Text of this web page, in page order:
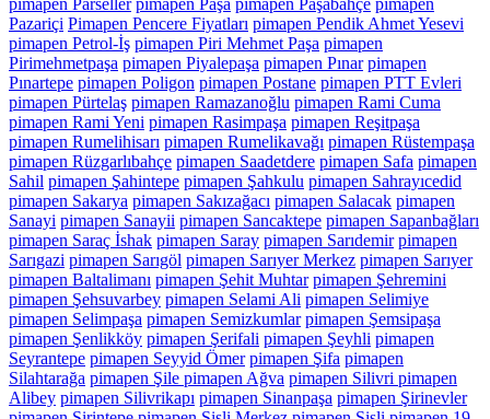
pimapen Parseller pimapen Paşa pimapen Paşabahçe pimapen
Pazariçi Pimapen Pencere Fiyatları pimapen Pendik Ahmet Yesevi
pimapen Petrol-İş pimapen Piri Mehmet Paşa pimapen
Pirimehmetpaşa pimapen Piyalepaşa pimapen Pınar pimapen
Pınartepe pimapen Poligon pimapen Postane pimapen PTT Evleri
pimapen Pürtelaş pimapen Ramazanoğlu pimapen Rami Cuma
pimapen Rami Yeni pimapen Rasimpaşa pimapen Reşitpaşa
pimapen Rumelihisarı pimapen Rumelikavağı pimapen Rüstempaşa
pimapen Rüzgarlıbahçe pimapen Saadetdere pimapen Safa pimapen
Sahil pimapen Şahintepe pimapen Şahkulu pimapen Sahrayıcedid
pimapen Sakarya pimapen Sakızağacı pimapen Salacak pimapen
Sanayi pimapen Sanayii pimapen Sancaktepe pimapen Sapanbağları
pimapen Saraç İshak pimapen Saray pimapen Sarıdemir pimapen
Sarıgazi pimapen Sarıgöl pimapen Sarıyer Merkez pimapen Sarıyer
pimapen Baltalimanı pimapen Şehit Muhtar pimapen Şehremini
pimapen Şehsuvarbey pimapen Selami Ali pimapen Selimiye
pimapen Selimpaşa pimapen Semizkumlar pimapen Şemsipaşa
pimapen Şenlikköy pimapen Şerifali pimapen Şeyhli pimapen
Seyrantepe pimapen Seyyid Ömer pimapen Şifa pimapen
Silahtarağa pimapen Şile pimapen Ağva pimapen Silivri pimapen
Alibey pimapen Silivrikapı pimapen Sinanpaşa pimapen Şirinevler